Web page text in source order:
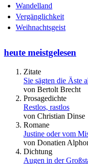
Wandelland
Vergänglichkeit
Weihnachtsgeist
heute meistgelesen
Zitate
Sie sägten die Äste
von Bertolt Brecht
Prosagedichte
Restlos, rastlos
von Christian Dinse
Romane
Justine oder vom
von Donatien
Dichtung
Augen in der